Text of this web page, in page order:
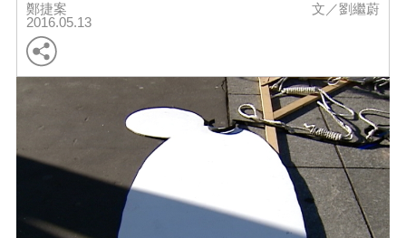
鄭捷案
2016.05.13
文／劉繼蔚